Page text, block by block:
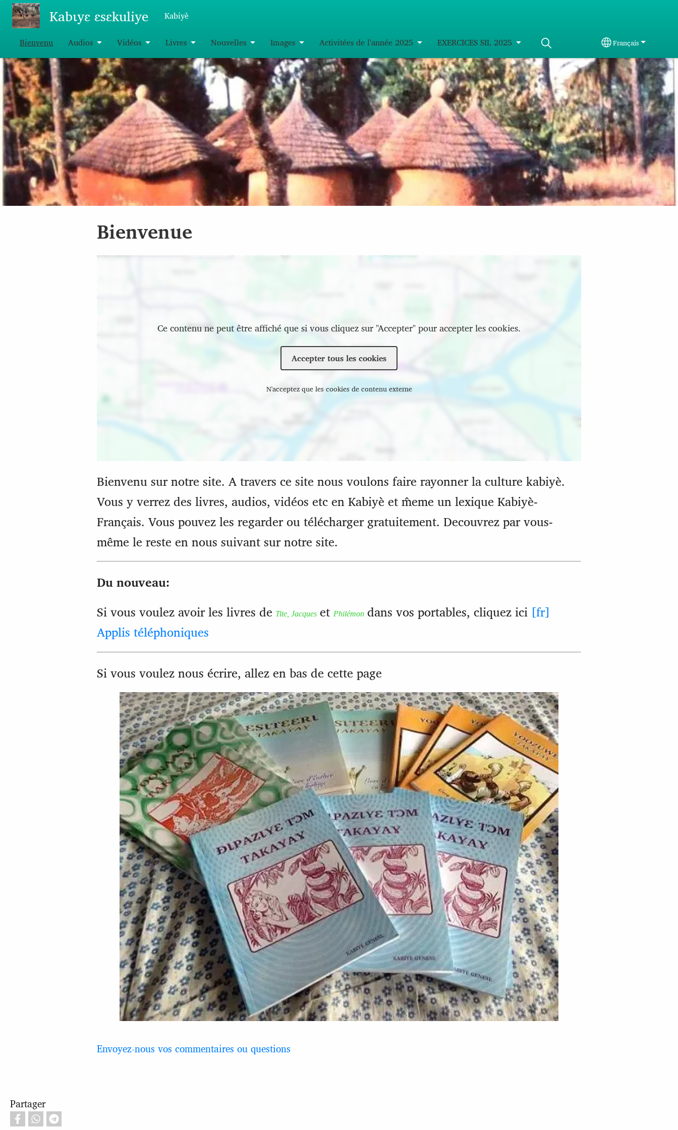
Aller au contenu principal
Kabɩyɛ ɛsɛkuliye Kabiyè
Bienvenu Audios Vidéos Livres Nouvelles Images Activitées de l'année 2025 EXERCICES SIL 2025 Select your
Français
Bienvenue
Ce contenu ne peut être affiché que si vous cliquez sur "Accepter" pour accepter les cookies.
Accepter tous les cookies
N'acceptez que les cookies de contenu externe
Bienvenu sur notre site. A travers ce site nous voulons faire rayonner la culture kabiyè.
Vous y verrez des livres, audios, vidéos etc en Kabiyè et m̂eme un lexique Kabiyè-
Français. Vous pouvez les regarder ou télécharger gratuitement. Decouvrez par vous-
même le reste en nous suivant sur notre site.
Du nouveau:
Si vous voulez avoir les livres de Tite, Jacques et Philémon dans vos portables, cliquez ici [fr]
Applis téléphoniques
Si vous voulez nous écrire, allez en bas de cette page
Envoyez-nous vos commentaires ou questions
Partager